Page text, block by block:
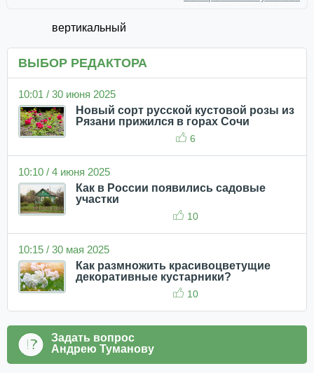
вертикальный
ВЫБОР РЕДАКТОРА
10:01 / 30 июня 2025
Новый сорт русской кустовой розы из
Рязани прижился в горах Сочи
6
10:10 / 4 июня 2025
Как в России появились садовые
участки
10
10:15 / 30 мая 2025
Как размножить красивоцветущие
декоративные кустарники?
10
Задать вопрос
Андрею Туманову